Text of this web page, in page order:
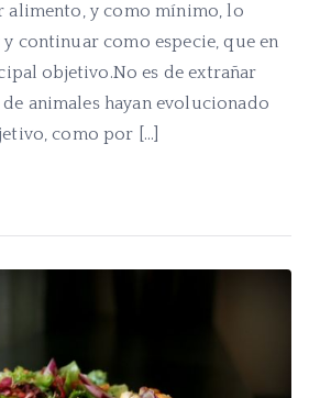
alimento, y como mínimo, lo
continuar como especie, que en
objetivo.No es de extrañar
animales hayan evolucionado
como por […]